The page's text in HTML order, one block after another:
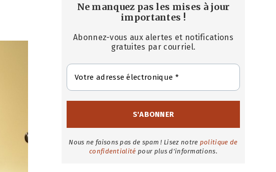
Ne manquez pas les mises à jour
importantes !
Abonnez-vous aux alertes et notifications
gratuites par courriel.
Nous ne faisons pas de spam ! Lisez notre politique de
confidentialité pour plus d'informations.